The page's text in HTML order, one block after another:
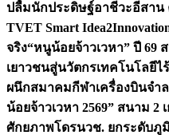
ปลื้มนักประดิษฐ์อาชีวะอีสาน
TVET Smart
จริง“หนูน้อยจ้าวเวหา” ปี 69
เยาวชนสู่นวัตกรเทคโนโลยี
ผนึกสมาคมกีฬาเครื่องบินจำ
น้อยจ้าวเวหา 2569” สนาม 2
ศักยภาพโดรนวช. ยกระดับภู